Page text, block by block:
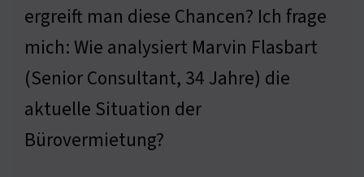
ergreift man diese Chancen? Ich frage
mich: Wie analysiert Marvin Flasbart
(Senior Consultant, 34 Jahre) die
aktuelle Situation der
Bürovermietung?